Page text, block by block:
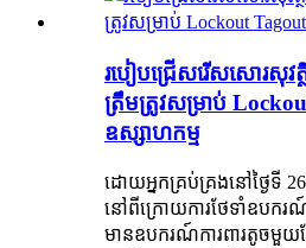
របៀបជ្រើសរើសសោរសុវ
ត្រឹមត្រូវសម្រាប់
ឧស្សាហកម្ម
ដោយអ្នកគ្រប់គ្រងនៅថ្ងៃទី
នៅពីក្រោយការថែទាំឧបករ
មានឧបករណ៍ការពារតូចមួយ